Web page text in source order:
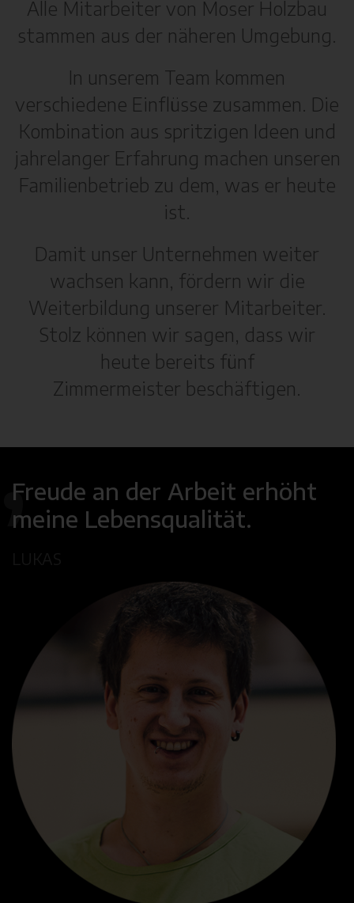
Alle Mitarbeiter von Moser Holzbau
stammen aus der näheren Umgebung.
In unserem Team kommen
verschiedene Einflüsse zusammen. Die
Kombination aus spritzigen Ideen und
jahrelanger Erfahrung machen unseren
Familienbetrieb zu dem, was er heute
ist.
Damit unser Unternehmen weiter
wachsen kann, fördern wir die
Weiterbildung unserer Mitarbeiter.
Stolz können wir sagen, dass wir
heute bereits fünf
Zimmermeister beschäftigen.
Freude an der Arbeit erhöht
meine Lebensqualität.